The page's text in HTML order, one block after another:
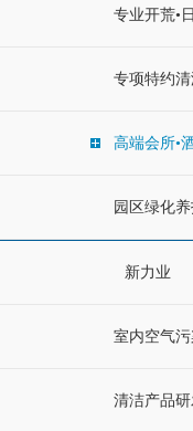
专业开荒•
专项特约
高端会所•
园区绿化养
新力业
室内空气
清洁产品